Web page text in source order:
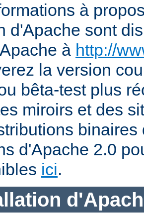
à
d'Apache sont
à http://
la version
bêta-test plus
miroirs et des
binaires
d'Apache 2.0
ici.